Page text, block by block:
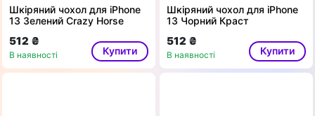
Шкіряний чохол для iPhone
13 Зелений Crazy Horse
512 ₴
В наявності Купити
Шкіряний чохол для iPhone
13 Чорний Краст
512 ₴
В наявності Купити